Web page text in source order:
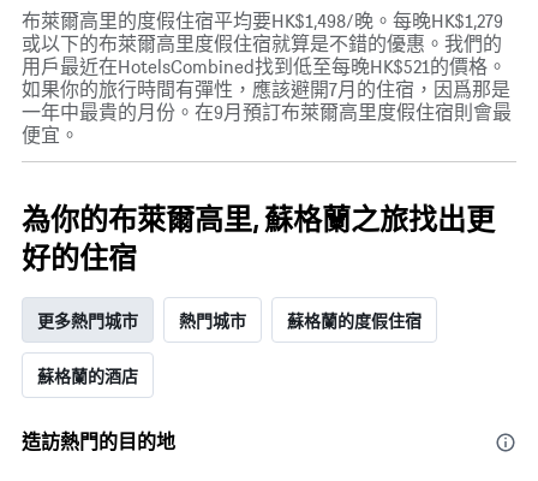
布萊爾高里的度假住宿平均要HK$1,498/晚。每晚HK$1,279
或以下的布萊爾高里度假住宿就算是不錯的優惠。我們的
用戶最近在HotelsCombined找到低至每晚HK$521的價格。
如果你的旅行時間有彈性，應該避開7月的住宿，因爲那是
一年中最貴的月份。在9月預訂布萊爾高里度假住宿則會最
便宜。
為你的布萊爾高里, 蘇格蘭之旅找出更
好的住宿
更多熱門城市 熱門城市 蘇格蘭的度假住宿
蘇格蘭的酒店
造訪熱門的目的地